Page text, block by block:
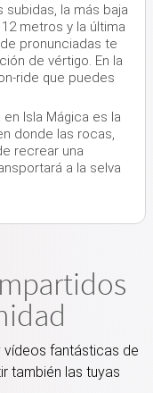
subidas, la más baja
metros y la última
pronunciadas te
de vértigo. En la
ride que puedes
Isla Mágica es la
donde las rocas,
recrear una
a la selva
fantásticas de
también las tuyas